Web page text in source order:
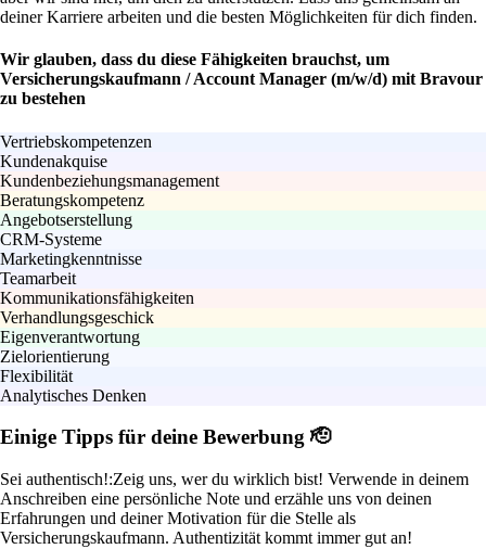
deiner Karriere arbeiten und die besten Möglichkeiten für dich finden.
Wir glauben, dass du diese Fähigkeiten brauchst, um
Versicherungskaufmann / Account Manager (m/w/d) mit Bravour
zu bestehen
Vertriebskompetenzen
Kundenakquise
Kundenbeziehungsmanagement
Beratungskompetenz
Angebotserstellung
CRM-Systeme
Marketingkenntnisse
Teamarbeit
Kommunikationsfähigkeiten
Verhandlungsgeschick
Eigenverantwortung
Zielorientierung
Flexibilität
Analytisches Denken
Einige Tipps für deine Bewerbung 🫡
Sei authentisch!:Zeig uns, wer du wirklich bist! Verwende in deinem
Anschreiben eine persönliche Note und erzähle uns von deinen
Erfahrungen und deiner Motivation für die Stelle als
Versicherungskaufmann. Authentizität kommt immer gut an!